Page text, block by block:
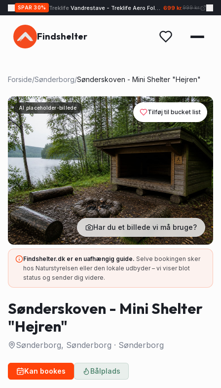
SPAR30% Treklife Vandrestave - Treklife Aero Fold UL 699 kr.999 kr.
Findshelter
Forside/Sønderborg/Sønderskoven - Mini Shelter "Hejren"
AI placeholder-billede
Tilføj til bucket list
Har du et billede vi må bruge?
Findshelter.dk er en uafhængig guide. Selve bookingen sker
hos Naturstyrelsen eller den lokale udbyder – vi viser blot
status og sender dig videre.
Sønderskoven - Mini Shelter
"Hejren"
Sønderborg, Sønderborg · Sønderborg
Kan bookes Bålplads